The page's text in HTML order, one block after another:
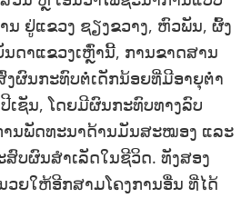
ຢູ່ແຂວງ ຊຽງຂວາງ, ຫົວພັນ, ຜົ້ງ
ດາແຂວງເຫຼົ່ານີ້, ການຂາດສານ
ງຜົນກະທົບຕໍ່ເດັກນ້ອຍທີ່ມີອາຍຸຕໍ່າ
ເຊັນ, ໂດຍມີຜົນກະທົບທາງລົບ
ານພັດທະນາດ້ານ​ມັນສະ​ໝອງ ແລະ
ບຜົນສໍາເລັດໃນຊີວິດ. ທັງສອງ
ວຍໃຫ້ອີກສາມໂຄງ​ການອື່ນ ທີ່ໄດ້